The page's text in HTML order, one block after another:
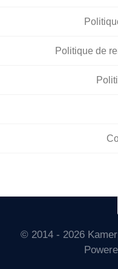
Politique de
© 2014 - 2026